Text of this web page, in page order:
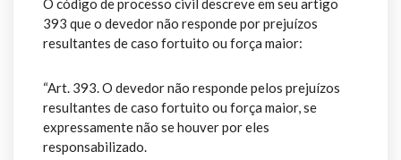
O código de processo civil descreve em seu artigo
393 que o devedor não responde por prejuízos
resultantes de caso fortuito ou força maior:
“Art. 393. O devedor não responde pelos prejuízos
resultantes de caso fortuito ou força maior, se
expressamente não se houver por eles
responsabilizado.